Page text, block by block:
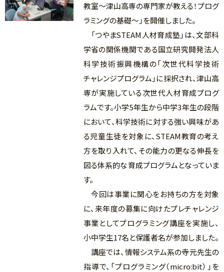
教室～津山高専の専門家が教える！プログ
ラミングの基礎～」を開催しました。
「つやまSTEAM人材育成塾」は、文部科
学省の関係機関である国立研究開発法人
科学技術振興機構の「次世代科学技術
チャレンジプログラム」に採択され、津山高
専が実施している次世代人材育成プログ
ラムです。小学5年生から中学3年生の段階
において、科学技術に対する強い興味があ
る児童生徒を対象に、STEAM教育の考え
方を取り入れて、その能力の更なる伸長を
図る体系的な育成プログラムとなっていま
す。
今回は事業に関心をお持ちの方を対象
に、来年度の募集に向けたプレチャレンジ
事業としてプログラミング講座を実施し、
小中学生17名と保護者名が参加しました。
講座では、情報システム系の寺元先生の
指導で、「プログラミング（micro:bit）」を